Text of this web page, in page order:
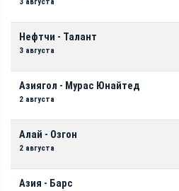
3 августа
Нефтчи - Талант
3 августа
Азиягол - Мурас Юнайтед
2 августа
Алай - Озгон
2 августа
Азия - Барс